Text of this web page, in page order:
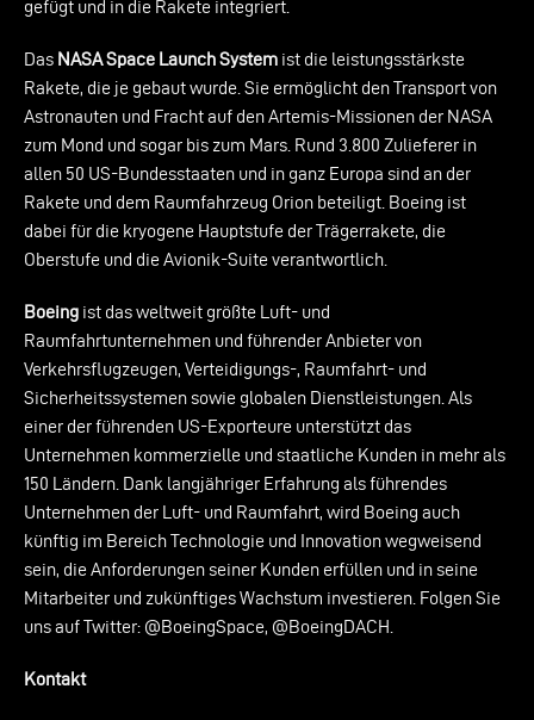
gefügt und in die Rakete integriert.
Das NASA Space Launch System ist die leistungsstärkste
Rakete, die je gebaut wurde. Sie ermöglicht den Transport von
Astronauten und Fracht auf den Artemis-Missionen der NASA
zum Mond und sogar bis zum Mars. Rund 3.800 Zulieferer in
allen 50 US-Bundesstaaten und in ganz Europa sind an der
Rakete und dem Raumfahrzeug Orion beteiligt. Boeing ist
dabei für die kryogene Hauptstufe der Trägerrakete, die
Oberstufe und die Avionik-Suite verantwortlich.
Boeing ist das weltweit größte Luft- und
Raumfahrtunternehmen und führender Anbieter von
Verkehrsflugzeugen, Verteidigungs-, Raumfahrt- und
Sicherheitssystemen sowie globalen Dienstleistungen. Als
einer der führenden US-Exporteure unterstützt das
Unternehmen kommerzielle und staatliche Kunden in mehr als
150 Ländern. Dank langjähriger Erfahrung als führendes
Unternehmen der Luft- und Raumfahrt, wird Boeing auch
künftig im Bereich Technologie und Innovation wegweisend
sein, die Anforderungen seiner Kunden erfüllen und in seine
Mitarbeiter und zukünftiges Wachstum investieren. Folgen Sie
uns auf Twitter: @BoeingSpace, @BoeingDACH.
Kontakt